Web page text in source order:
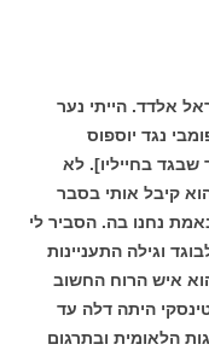
אלדד. הייתי נער
נגד יוספוס
שבגד בחייליו]. לא
קיבל אותי בסבר
נחנו בה. הסביר לי
וגילה התעניינות
איש הרוח החשוב
היתה דלה עד
הלאומית ובתרגום